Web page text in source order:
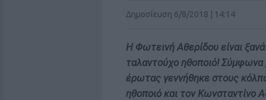
Δημοσίευση 6/8/2018 | 14:14
Η Φωτεινή Αθερίδου είναι
ταλαντούχο ηθοποιό! Σύμφωνα
έρωτας γεννήθηκε στους
ηθοποιό και τον Κωνσταντίνο